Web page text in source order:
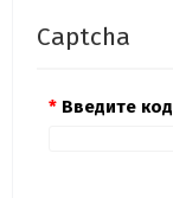
Captcha
Введите код